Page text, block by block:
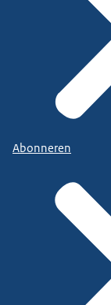
Abonneren